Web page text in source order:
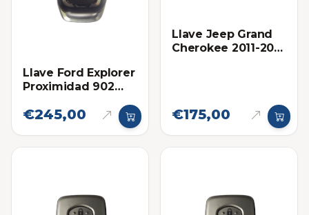
Llave Ford Explorer
Proximidad 902
Original 2016-2019
€245,00
Llave Jeep Grand
Cherokee 2011-2013
€175,00